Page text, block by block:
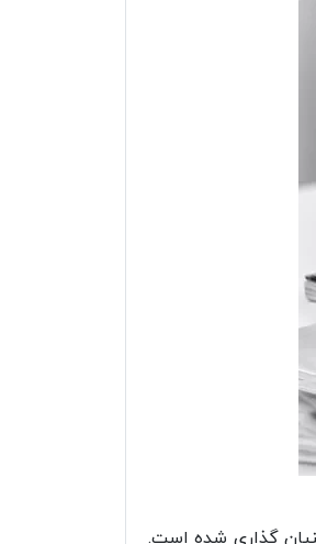
گذاری شده است.